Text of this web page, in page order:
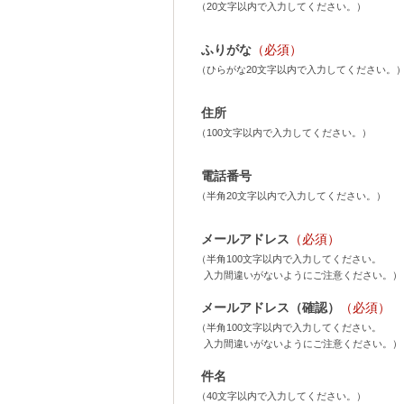
（20文字以内で入力してください。）
ふりがな （必須）
（ひらがな20文字以内で入力してください。
住所
（100文字以内で入力してください。）
電話番号
（半角20文字以内で入力してください。）
メールアドレス （必須）
（半角100文字以内で入力してください。
入力間違いがないようにご注意ください。）
メールアドレス（確認） （必須）
（半角100文字以内で入力してください。
入力間違いがないようにご注意ください。）
件名
（40文字以内で入力してください。）